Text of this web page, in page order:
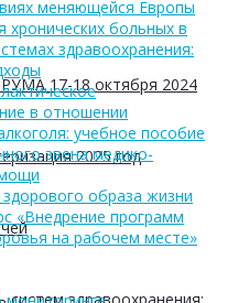
17-18 октября 2024
2025 год
меняющейся Европы
хронических больных в
здравоохранения:
в отношении
учебное пособие
звена медико-
образа жизни
«Внедрение программ
на рабочем месте»